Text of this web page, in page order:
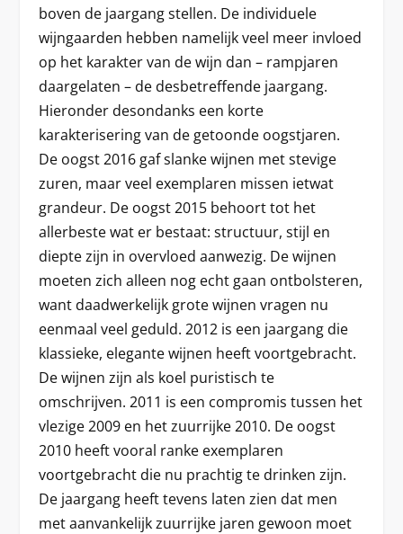
boven de jaargang stellen. De individuele
wijngaarden hebben namelijk veel meer invloed
op het karakter van de wijn dan – rampjaren
daargelaten – de desbetreffende jaargang.
Hieronder desondanks een korte
karakterisering van de getoonde oogstjaren.
De oogst 2016 gaf slanke wijnen met stevige
zuren, maar veel exemplaren missen ietwat
grandeur. De oogst 2015 behoort tot het
allerbeste wat er bestaat: structuur, stijl en
diepte zijn in overvloed aanwezig. De wijnen
moeten zich alleen nog echt gaan ontbolsteren,
want daadwerkelijk grote wijnen vragen nu
eenmaal veel geduld. 2012 is een jaargang die
klassieke, elegante wijnen heeft voortgebracht.
De wijnen zijn als koel puristisch te
omschrijven. 2011 is een compromis tussen het
vlezige 2009 en het zuurrijke 2010. De oogst
2010 heeft vooral ranke exemplaren
voortgebracht die nu prachtig te drinken zijn.
De jaargang heeft tevens laten zien dat men
met aanvankelijk zuurrijke jaren gewoon moet